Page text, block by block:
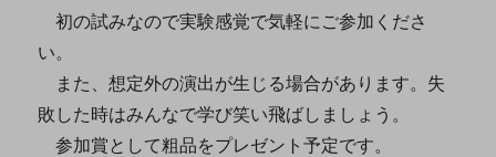
初の試みなので実験感覚で気軽にご参加くださ
い。
また、想定外の演出が生じる場合があります。失
敗した時はみんなで学び笑い飛ばしましょう。
参加賞として粗品をプレゼント予定です。